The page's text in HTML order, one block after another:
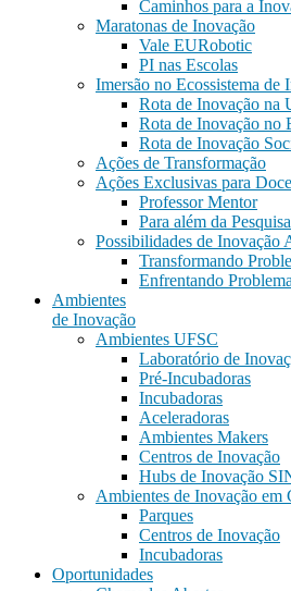
Caminhos para a
Maratonas de Inovação
Vale EURobotic
PI nas Escolas
Imersão no Ecossistema de
Rota de Inovação na
Rota de Inovação no
Rota de Inovação
Ações de Transformação
Ações Exclusivas para
Professor Mentor
Para além da
Possibilidades de Inovação
Transformando
Enfrentando
Ambientes
de Inovação
Ambientes UFSC
Laboratório de
Pré-Incubadoras
Incubadoras
Aceleradoras
Ambientes Makers
Centros de Inovação
Hubs de Inovação
Ambientes de Inovação em
Parques
Centros de Inovação
Incubadoras
Oportunidades